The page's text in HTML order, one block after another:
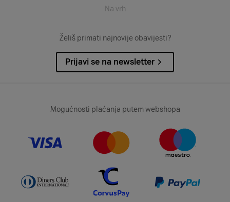
Na vrh
Želiš primati najnovije obavijesti?
Prijavi se na newsletter
Mogućnosti plaćanja putem webshopa